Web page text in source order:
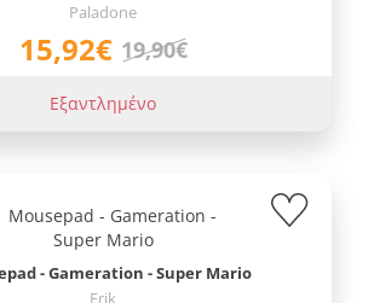
Paladone
15,92€ 19,90€
Εξαντλημένο
- Gameration - Super Mario
Erik